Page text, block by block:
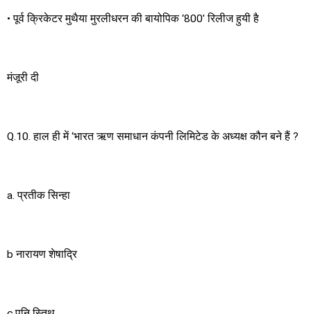
• पूर्व क्रिकेटर मुथैया मुरलीधरन की बायोपिक ‘800′ रिलीज हुयी है
मंजूरी दी
Q.10. हाल ही में ‘भारत ऋण समाधान कंपनी लिमिटेड के अध्यक्ष कौन बने हैं ?
a. प्रतीक सिन्हा
b नारायण शेषाद्रि